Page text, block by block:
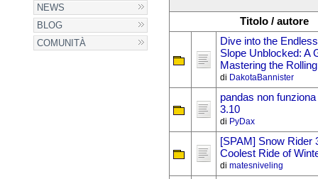
NEWS
BLOG
COMUNITÀ
Titolo / autore
Dive into the
Slope Unblocked: A
Mastering the
di DakotaBannister
pandas non
3.10
di PyDax
[SPAM] Snow Rider
Coolest Ride of
di matesniveling